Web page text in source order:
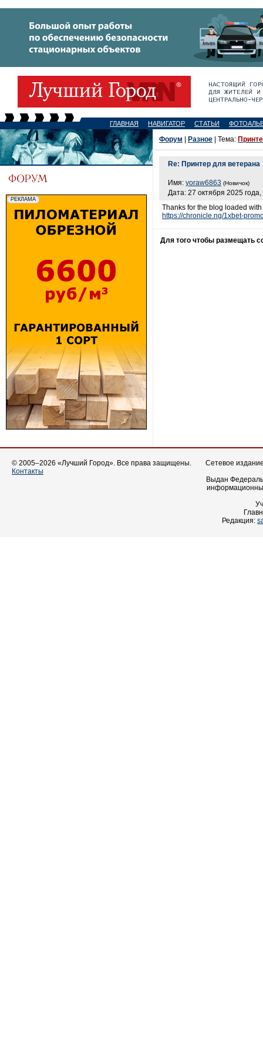
ГЛАВНАЯ НАВИГАТОР СТАТЬИ
Форум Разное | Тема:
Re: Принтер для ветерана
Имя: yoraw6863 (Новичок)
Дата: 27 октября 2025
Thanks for the blog loaded
https://chronicle.ng/1xbet-
Для того чтобы размещать
© 2005–2026 «Лучший Город». Все права защищены.
Контакты
Сетевое
Выдан
Редакция: